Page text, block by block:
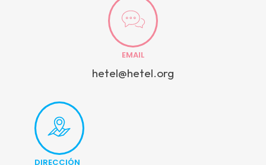
EMAIL
hetel@hetel.org
DIRECCIÓN